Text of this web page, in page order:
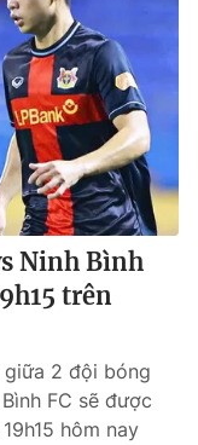
Ninh Bình
trên
2 đội bóng
FC sẽ được
hôm nay